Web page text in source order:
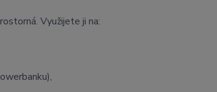
Využijete ji na: